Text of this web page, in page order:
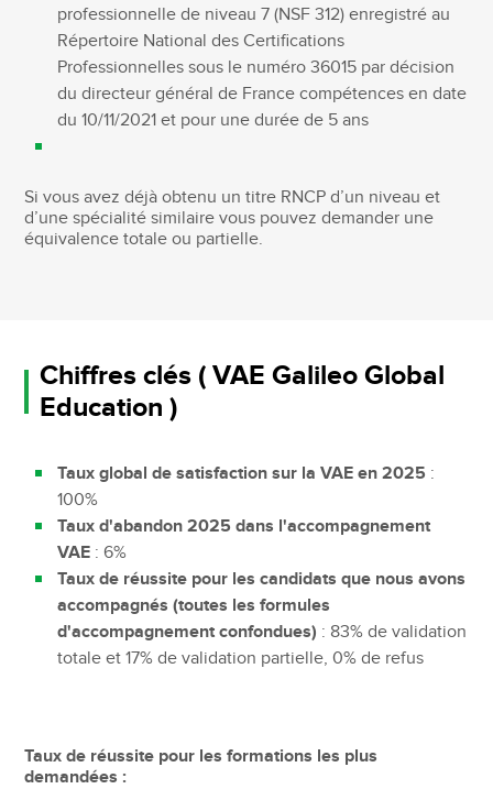
professionnelle de niveau 7 (NSF 312) enregistré au
Répertoire National des Certifications
Professionnelles sous le numéro 36015 par décision
du directeur général de France compétences en date
du 10/11/2021 et pour une durée de 5 ans
Si vous avez déjà obtenu un titre RNCP d’un niveau et
d’une spécialité similaire vous pouvez demander une
équivalence totale ou partielle.
Chiffres clés ( VAE Galileo Global
Education )
Taux global de satisfaction sur la VAE en 2025 :
100%
Taux d'abandon 2025 dans l'accompagnement
VAE : 6%
Taux de réussite pour les candidats que nous avons
accompagnés (toutes les formules
d'accompagnement confondues) : 83% de validation
totale et 17% de validation partielle, 0% de refus
Taux de réussite pour les formations les plus
demandées :